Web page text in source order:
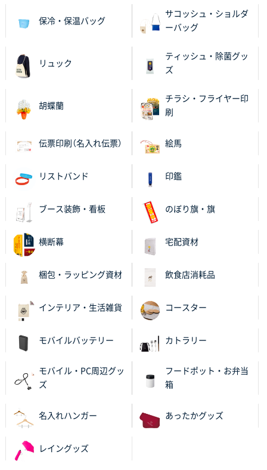
進められました。
【ポリ袋】特別ご注文ページ
3000枚
昨年利用した時に、納期と金額面でかなり業者さんを
比較して決めさせていただきました。 昨年注文分も、
納期がギリギリだったにも関わらず、丁寧に対応して
対応を頂いており助かっております。
和歌山県S社様
レギュラーのぼり（W600mm×H1800mm）
紹介されたから
大分県Y社様
不織布スクエアトート(A4サイズ)
2025年10月28日 17:10
ワンポイントポリ袋 A4サイズ
2025年10月28日 09:06
東京都N社様
ワンポイントポリ袋 A4サイズ
2025年10月16日 11:34
サイト構成が解りやすかったから
保冷・保温バッグ
サコッシュ・ショルダ
ーバッグ
リュック
ティッシュ・除菌グッ
ズ
胡蝶蘭
チラシ・フライヤー印
刷
伝票印刷（名入れ伝票） 絵馬
リストバンド 印鑑
ブース装飾・看板 のぼり旗・旗
横断幕 宅配資材
梱包・ラッピング資材 飲食店消耗品
インテリア・生活雑貨 コースター
モバイルバッテリー カトラリー
モバイル・PC周辺グッ
ズ
フードポット・お弁当
箱
名入れハンガー あったかグッズ
レイングッズ